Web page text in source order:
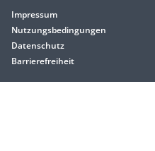
Impressum
Nutzungsbedingungen
Datenschutz
Barrierefreiheit